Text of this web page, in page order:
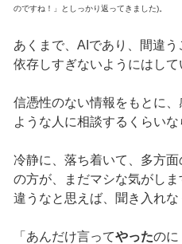
のですね！」としっかり返ってきました)。
あくまで、AIであり、間違う
依存しすぎないようにはして
信憑性のない情報をもとに
ような人に相談するくらいな
冷静に、落ち着いて、多方
の方が、まだマシな気がしま
違うなと思えば、聞き入れな
「あんだけ言ってやったのに